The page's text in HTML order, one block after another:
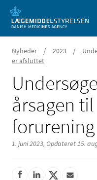
Nyheder / 2023 /
er afsluttet
årsagen
1. juni 2023, Opdateret 15.